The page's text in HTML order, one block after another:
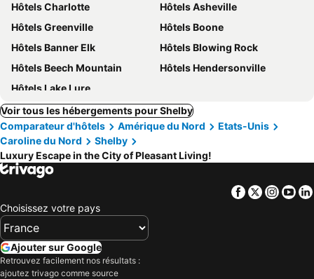
Hôtels Charlotte
Hôtels Asheville
Hôtels Greenville
Hôtels Boone
Hôtels Banner Elk
Hôtels Blowing Rock
Hôtels Beech Mountain
Hôtels Hendersonville
Hôtels Lake Lure
Voir tous les hébergements pour Shelby
Comparateur d'hôtels
Amérique du Nord
Etats-Unis
Caroline du Nord
Shelby
Luxury Escape in the City of Pleasant Living!
Facebook
Twitter
Choisissez votre pays
Ajouter sur Google
Retrouvez facilement nos résultats :
ajoutez trivago comme source